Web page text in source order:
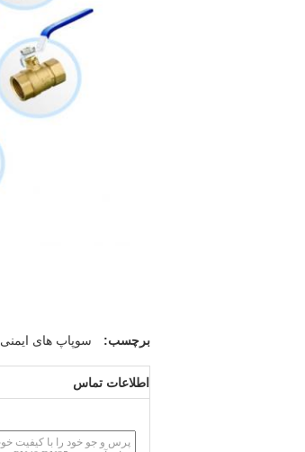
برچسب: سوپاپ های ایمنی PN16
اطلاعات تماس